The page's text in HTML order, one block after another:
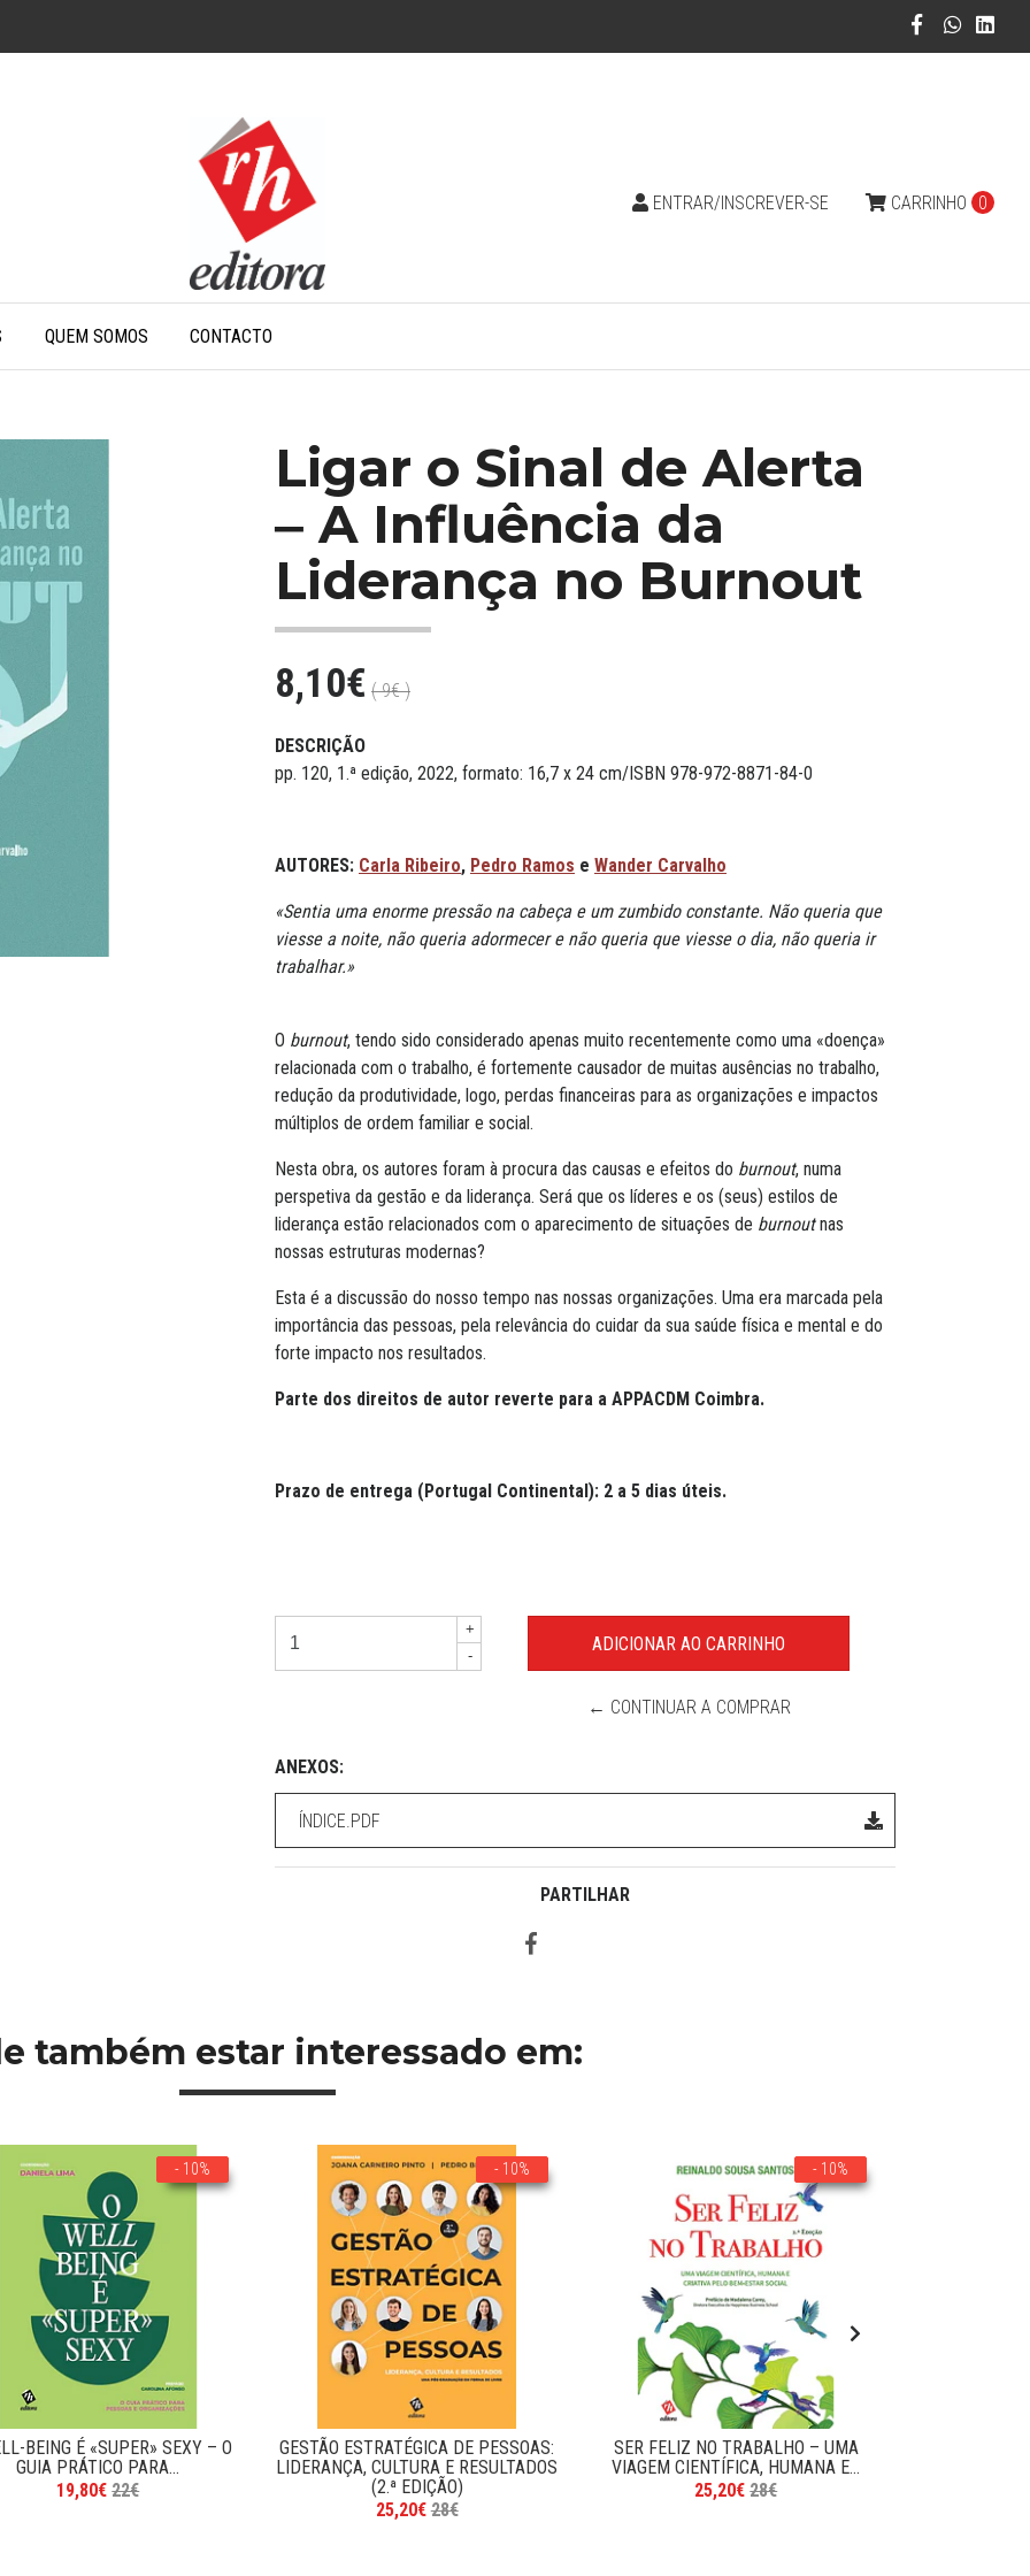
CARRINHO 0
ENTRAR/INSCREVER-SE
QUEM SOMOS CONTACTO
Ligar o Sinal de Alerta
‒ A Influência da
Liderança no Burnout
8,10€ ( 9€ )
DESCRIÇÃO
pp. 120, 1.ª edição, 2022, formato: 16,7 x 24 cm/ISBN 978-972-8871-84-0
AUTORES: Carla Ribeiro, Pedro Ramos e Wander Carvalho
«Sentia uma enorme pressão na cabeça e um zumbido constante. Não queria que
viesse a noite, não queria adormecer e não queria que viesse o dia, não queria ir
trabalhar.»
O burnout, tendo sido considerado apenas muito recentemente como uma «doença»
relacionada com o trabalho, é fortemente causador de muitas ausências no trabalho,
redução da produtividade, logo, perdas financeiras para as organizações e impactos
múltiplos de ordem familiar e social.
Nesta obra, os autores foram à procura das causas e efeitos do burnout, numa
perspetiva da gestão e da liderança. Será que os líderes e os (seus) estilos de
liderança estão relacionados com o aparecimento de situações de burnoutnas
nossas estruturas modernas?
Esta é a discussão do nosso tempo nas nossas organizações. Uma era marcada pela
importância das pessoas, pela relevância do cuidar da sua saúde física e mental e do
forte impacto nos resultados.
Parte dos direitos de autor reverte para a APPACDM Coimbra.
Prazo de entrega (Portugal Continental): 2 a 5 dias úteis.
+
-
← CONTINUAR A COMPRAR
ANEXOS:
ÍNDICE.PDF
PARTILHAR
também estar interessado em:
- 10%
BEING É «SUPER» SEXY – O
GUIA PRÁTICO PARA...
19,80€ 22€
- 10%
GESTÃO ESTRATÉGICA DE PESSOAS:
LIDERANÇA, CULTURA E RESULTADOS
(2.ª EDIÇÃO)
25,20€ 28€
- 10%
SER FELIZ NO TRABALHO – UMA
VIAGEM CIENTÍFICA, HUMANA E...
25,20€ 28€